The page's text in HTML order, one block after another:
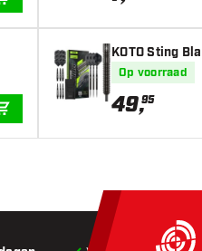
KOTO Sting
Op voorraad
49,95